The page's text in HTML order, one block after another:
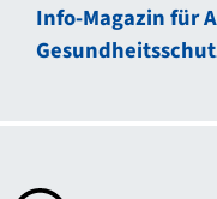
Info-Magazin für